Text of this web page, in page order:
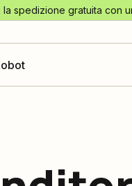
la spedizione gratuita con